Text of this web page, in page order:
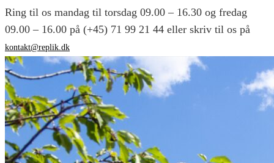
Ring til os mandag til torsdag 09.00 – 16.30 og fredag
09.00 – 16.00 på (+45) 71 99 21 44 eller skriv til os på
kontakt@replik.dk